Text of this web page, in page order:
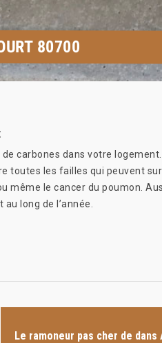
80700
de carbones dans votre
toutes les failles qui peuvent
même le cancer du poumon.
long de l’année.
Le ramoneur pas cher de dans